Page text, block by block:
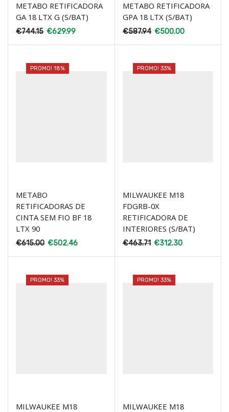
METABO RETIFICADORA
GA 18 LTX G (S/BAT)
€744.15 €629.99
METABO RETIFICADORA
GPA 18 LTX (S/BAT)
€587.94 €500.00
PROMO! 18%
METABO
RETIFICADORAS DE
CINTA SEM FIO BF 18
LTX 90
€615.00 €502.46
PROMO! 33%
MILWAUKEE M18
FDGRB-0X
RETIFICADORA DE
INTERIORES (S/BAT)
€463.71 €312.30
PROMO! 33%
MILWAUKEE M18
PROMO! 33%
MILWAUKEE M18